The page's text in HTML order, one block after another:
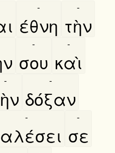
έθνη
-
τὴν
-
σου
-
καὶ
-
-
δόξαν
-
-
σε
-